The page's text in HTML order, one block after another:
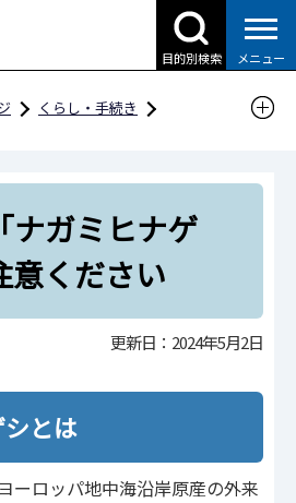
目的別検索 メニュー
くらし・手続き
物多様性
する情報
ガミヒナゲシ」にご注意ください
ナガミヒナゲ
意ください
更新日：2024年5月2日
とは
ーロッパ地中海沿岸原産の外来